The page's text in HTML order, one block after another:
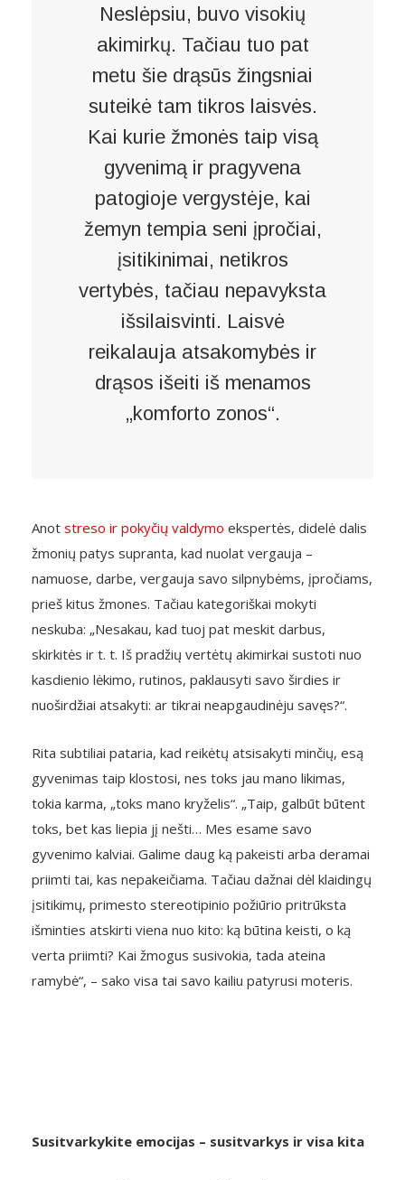
Neslėpsiu, buvo visokių
akimirkų. Tačiau tuo pat
metu šie drąsūs žingsniai
suteikė tam tikros laisvės.
Kai kurie žmonės taip visą
gyvenimą ir pragyvena
patogioje vergystėje, kai
žemyn tempia seni įpročiai,
įsitikinimai, netikros
vertybės, tačiau nepavyksta
išsilaisvinti. Laisvė
reikalauja atsakomybės ir
drąsos išeiti iš menamos
„komforto zonos“.
Anot streso ir pokyčių valdymo ekspertės, didelė dalis
žmonių patys supranta, kad nuolat vergauja –
namuose, darbe, vergauja savo silpnybėms, įpročiams,
prieš kitus žmones. Tačiau kategoriškai mokyti
neskuba: „Nesakau, kad tuoj pat meskit darbus,
skirkitės ir t. t. Iš pradžių vertėtų akimirkai sustoti nuo
kasdienio lėkimo, rutinos, paklausyti savo širdies ir
nuoširdžiai atsakyti: ar tikrai neapgaudinėju savęs?“.
Rita subtiliai pataria, kad reikėtų atsisakyti minčių, esą
gyvenimas taip klostosi, nes toks jau mano likimas,
tokia karma, „toks mano kryželis“. „Taip, galbūt būtent
toks, bet kas liepia jį nešti… Mes esame savo
gyvenimo kalviai. Galime daug ką pakeisti arba deramai
priimti tai, kas nepakeičiama. Tačiau dažnai dėl klaidingų
įsitikimų, primesto stereotipinio požiūrio pritrūksta
išminties atskirti viena nuo kito: ką būtina keisti, o ką
verta priimti? Kai žmogus susivokia, tada ateina
ramybė“, – sako visa tai savo kailiu patyrusi moteris.
Susitvarkykite emocijas – susitvarkys ir visa kita